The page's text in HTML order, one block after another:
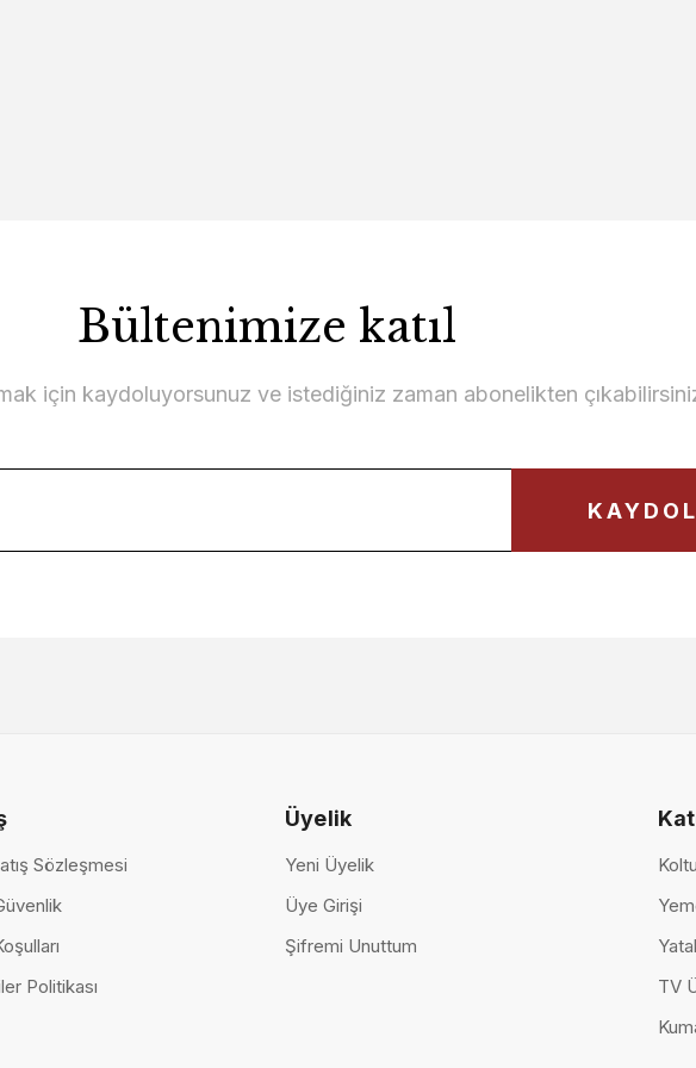
Volo
Yemek Odası
TL
Lizbon Yemek Odası
202.000,00 TL
Grande
Bültenimize katıl
için kaydoluyorsunuz ve istediğiniz zaman abonelikten
KAYDOL
Sözleşmesi
Politikası
Üyelik
Yeni Üyelik
Üye Girişi
Şifremi Unuttum
TV